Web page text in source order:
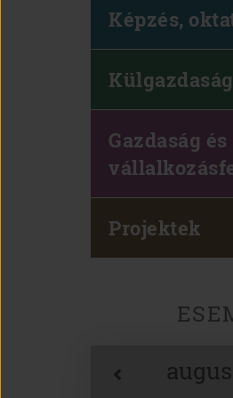
Képzés,
Külgazdaság
Gazdaság és
Projektek